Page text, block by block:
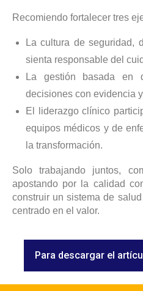
Recomiendo fortalecer tres
La cultura de seguridad,
sienta responsable del
La gestión basada en
decisiones con evidencia
El liderazgo clínico
equipos médicos y de
la transformación.
Solo trabajando juntos,
apostando por la calidad
construir un sistema de
centrado en el valor.
Para descargar el